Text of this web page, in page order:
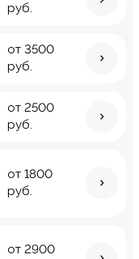
руб.
от 3500
руб.
от 2500
руб.
от 1800
руб.
от 2900